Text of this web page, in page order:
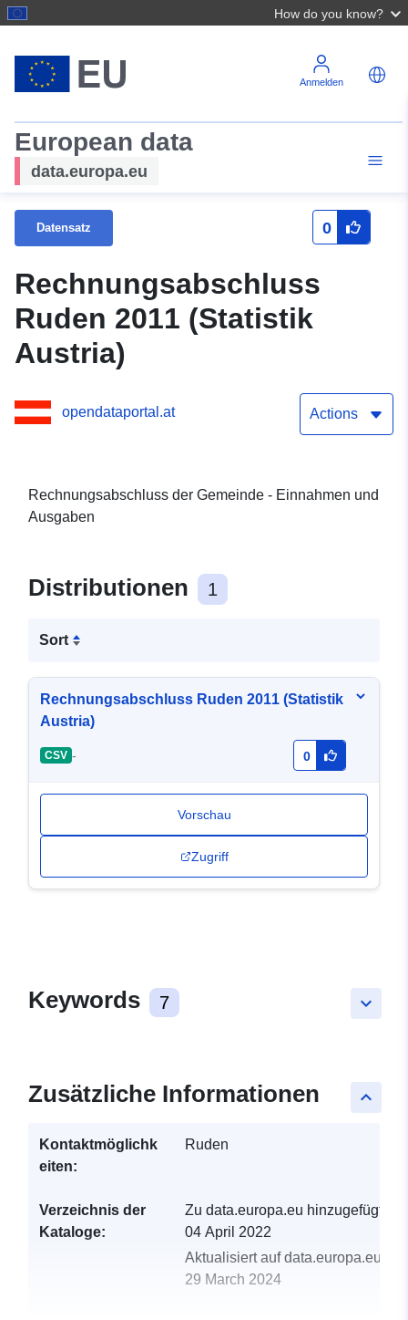
How do you know?
Anmelden
European data
data.europa.eu
Datensatz 0
Rechnungsabschluss
Ruden 2011 (Statistik
Austria)
opendataportal.at Actions
Rechnungsabschluss der Gemeinde - Einnahmen und
Ausgaben
Distributionen 1
Sort
Rechnungsabschluss Ruden 2011 (Statistik
Austria)
CSV - 0
Vorschau
Zugriff
keyboard_arrow_down
Keywords 7
keyboard_arrow_up
Zusätzliche Informationen
Kontaktmöglichk
eiten:
Ruden
Verzeichnis der
Kataloge:
Zu data.europa.eu hinzugefügt:
04 April 2022
Aktualisiert auf data.europa.eu:
29 March 2024